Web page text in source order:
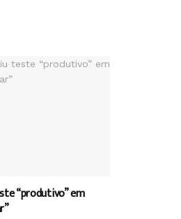
“produtivo” em